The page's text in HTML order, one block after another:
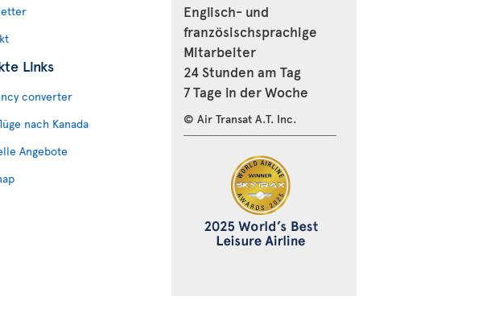
Links
converter
nach Kanada
Angebote
Englisch- und
französischsprachige
Mitarbeiter
24 Stunden am Tag
7 Tage in der Woche
© Air Transat A.T. Inc.